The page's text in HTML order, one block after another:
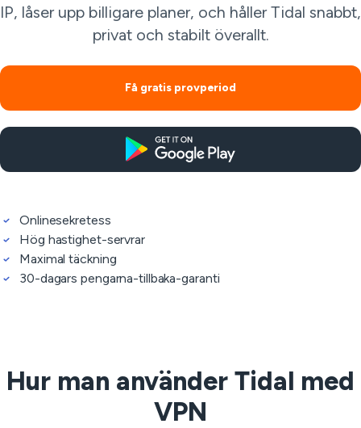
IP, låser upp billigare planer, och håller Tidal snabbt,
privat och stabilt överallt.
Få gratis provperiod
Onlinesekretess
Hög hastighet-servrar
Maximal täckning
30-dagars pengarna-tillbaka-garanti
Hur man använder Tidal med
VPN